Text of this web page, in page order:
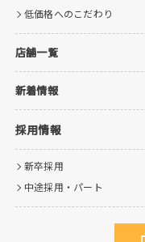
低価格へのこだわり
店舗一覧
新着情報
採用情報
新卒採用
中途採用・パート